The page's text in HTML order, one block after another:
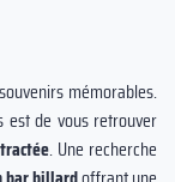
mémorables.
est de vous retrouver
. Une recherche